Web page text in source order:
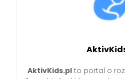
AktivKids.plto portal o